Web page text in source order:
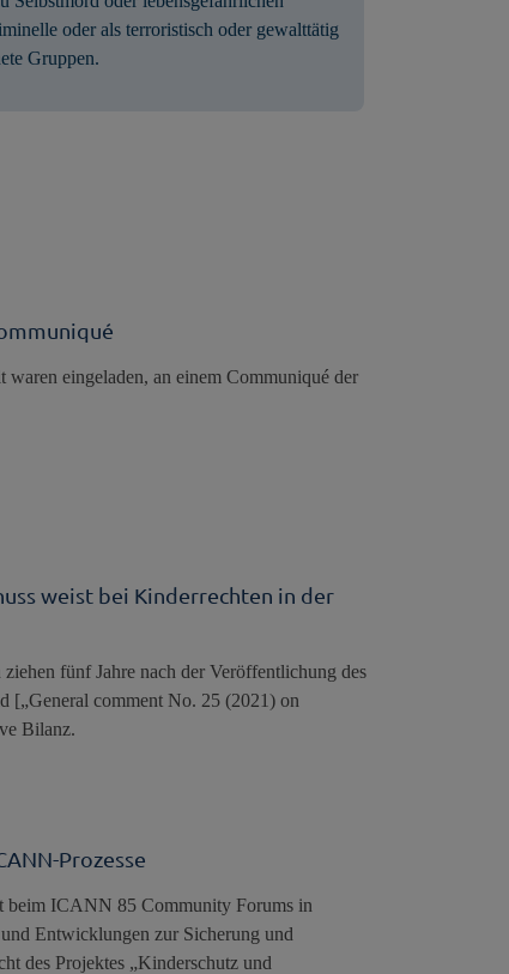
oder als terroristisch oder gewalttätig
Gruppen.
eingeladen, an einem Communiqué der
weist bei Kinderrechten in der
fünf Jahre nach der Veröffentlichung des
[„General comment No. 25 (2021) on
Bilanz.
Prozesse
beim ICANN 85 Community Forums in
Entwicklungen zur Sicherung und
des Projektes „Kinderschutz und